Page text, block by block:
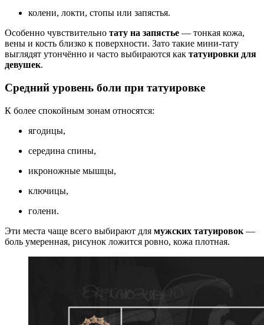
колени, локти, стопы или запястья.
Особенно чувствительно тату на запястье — тонкая кожа,
вены и кость близко к поверхности. Зато такие мини-тату
выглядят утончённо и часто выбираются как татуировки для
девушек.
Средний уровень боли при татуировке
К более спокойным зонам относятся:
ягодицы,
середина спины,
икроножные мышцы,
ключицы,
голени.
Эти места чаще всего выбирают для мужских татуировок —
боль умеренная, рисунок ложится ровно, кожа плотная.